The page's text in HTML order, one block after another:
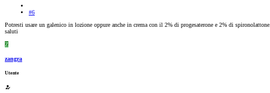
#6
Potresti usare un galenico in lozione oppure anche in crema con il 2% di progesaterone e 2% di spironolattone.
saluti
Z
zangra
Utente